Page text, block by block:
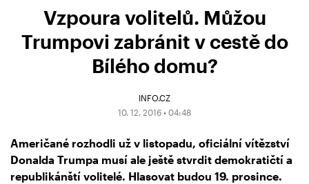
Vzpoura volitelů. Můžou
Trumpovi zabránit v cestě do
Bílého domu?
INFO.CZ
10. 12. 2016 • 04:48
Američané rozhodli už v listopadu, oficiální vítězství
Donalda Trumpa musí ale ještě stvrdit demokratičtí a
republikánští volitelé. Hlasovat budou 19. prosince.